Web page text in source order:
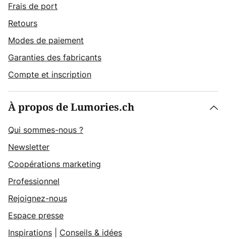
Frais de port
Retours
Modes de paiement
Garanties des fabricants
Compte et inscription
À propos de Lumories.ch
Qui sommes-nous ?
Newsletter
Coopérations marketing
Professionnel
Rejoignez-nous
Espace presse
Inspirations
Conseils & idées